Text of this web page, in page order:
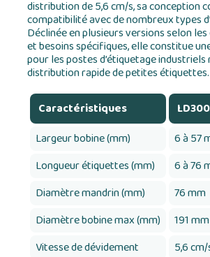
distribution de 5,6 cm/s, sa conception
compatibilité avec de nombreux types
Déclinée en plusieurs versions selon
et besoins spécifiques, elle constitue
pour les postes d’étiquetage
distribution rapide de petites étiquettes.
Caractéristiques
Largeur bobine (mm)
6 à 57
Longueur étiquettes (mm)
6 à 76
Diamètre mandrin (mm)
76 mm
Diamètre bobine max (mm)
191 mm
Vitesse de dévidement
5,6